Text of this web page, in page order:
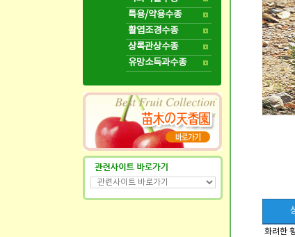
특용/약용수종
활엽조경수종
상록관상수종
유망소득과수종
화려한